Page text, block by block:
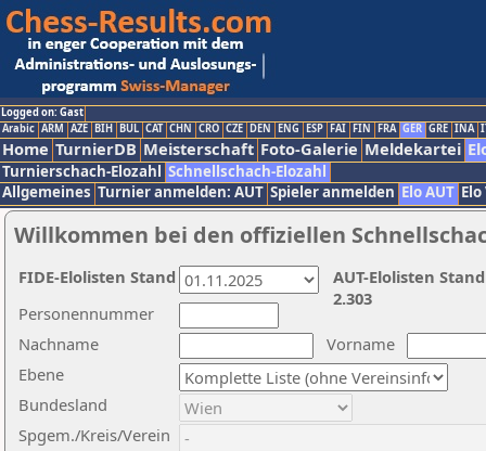
Logged on: Gast
Arabic ARM AZE BIH BUL CAT CHN CRO CZE DEN ENG ESP FAI FIN FRA GER GRE INA
Home TurnierDB Meisterschaft Foto-Galerie Meldekartei
Turnierschach-Elozahl Schnellschach-Elozahl
Allgemeines Turnier anmelden: AUT Spieler anmelden Elo AUT
Willkommen bei den offiziellen
Nachname
Vorname
Ebene
Personennummer
Bundesland
Spgem./Kreis/Verein
AUT-Elolisten
2.303
FIDE-Elolisten Stand